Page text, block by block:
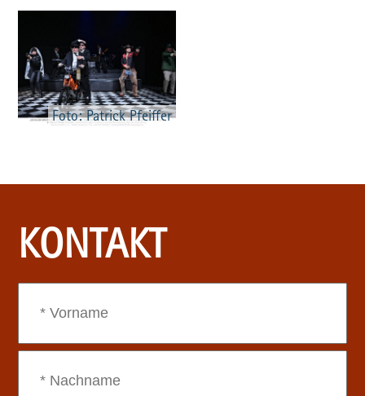
Foto: Patrick Pfeiffer
KONTAKT